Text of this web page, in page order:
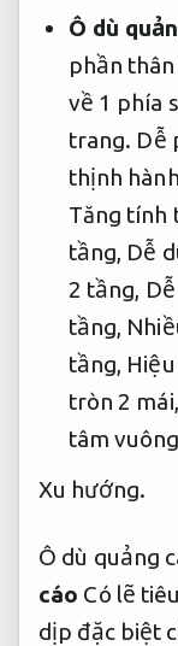
Ô dù
phần
về 1 phía
trang. Dễ
thịnh
Tăng tính
tầng, Dễ
2 tầng,
tầng,
tầng,
tròn 2 mái,
tâm
Xu hướng.
Ô dù quảng
cáo Có lẽ
dịp đặc biệt